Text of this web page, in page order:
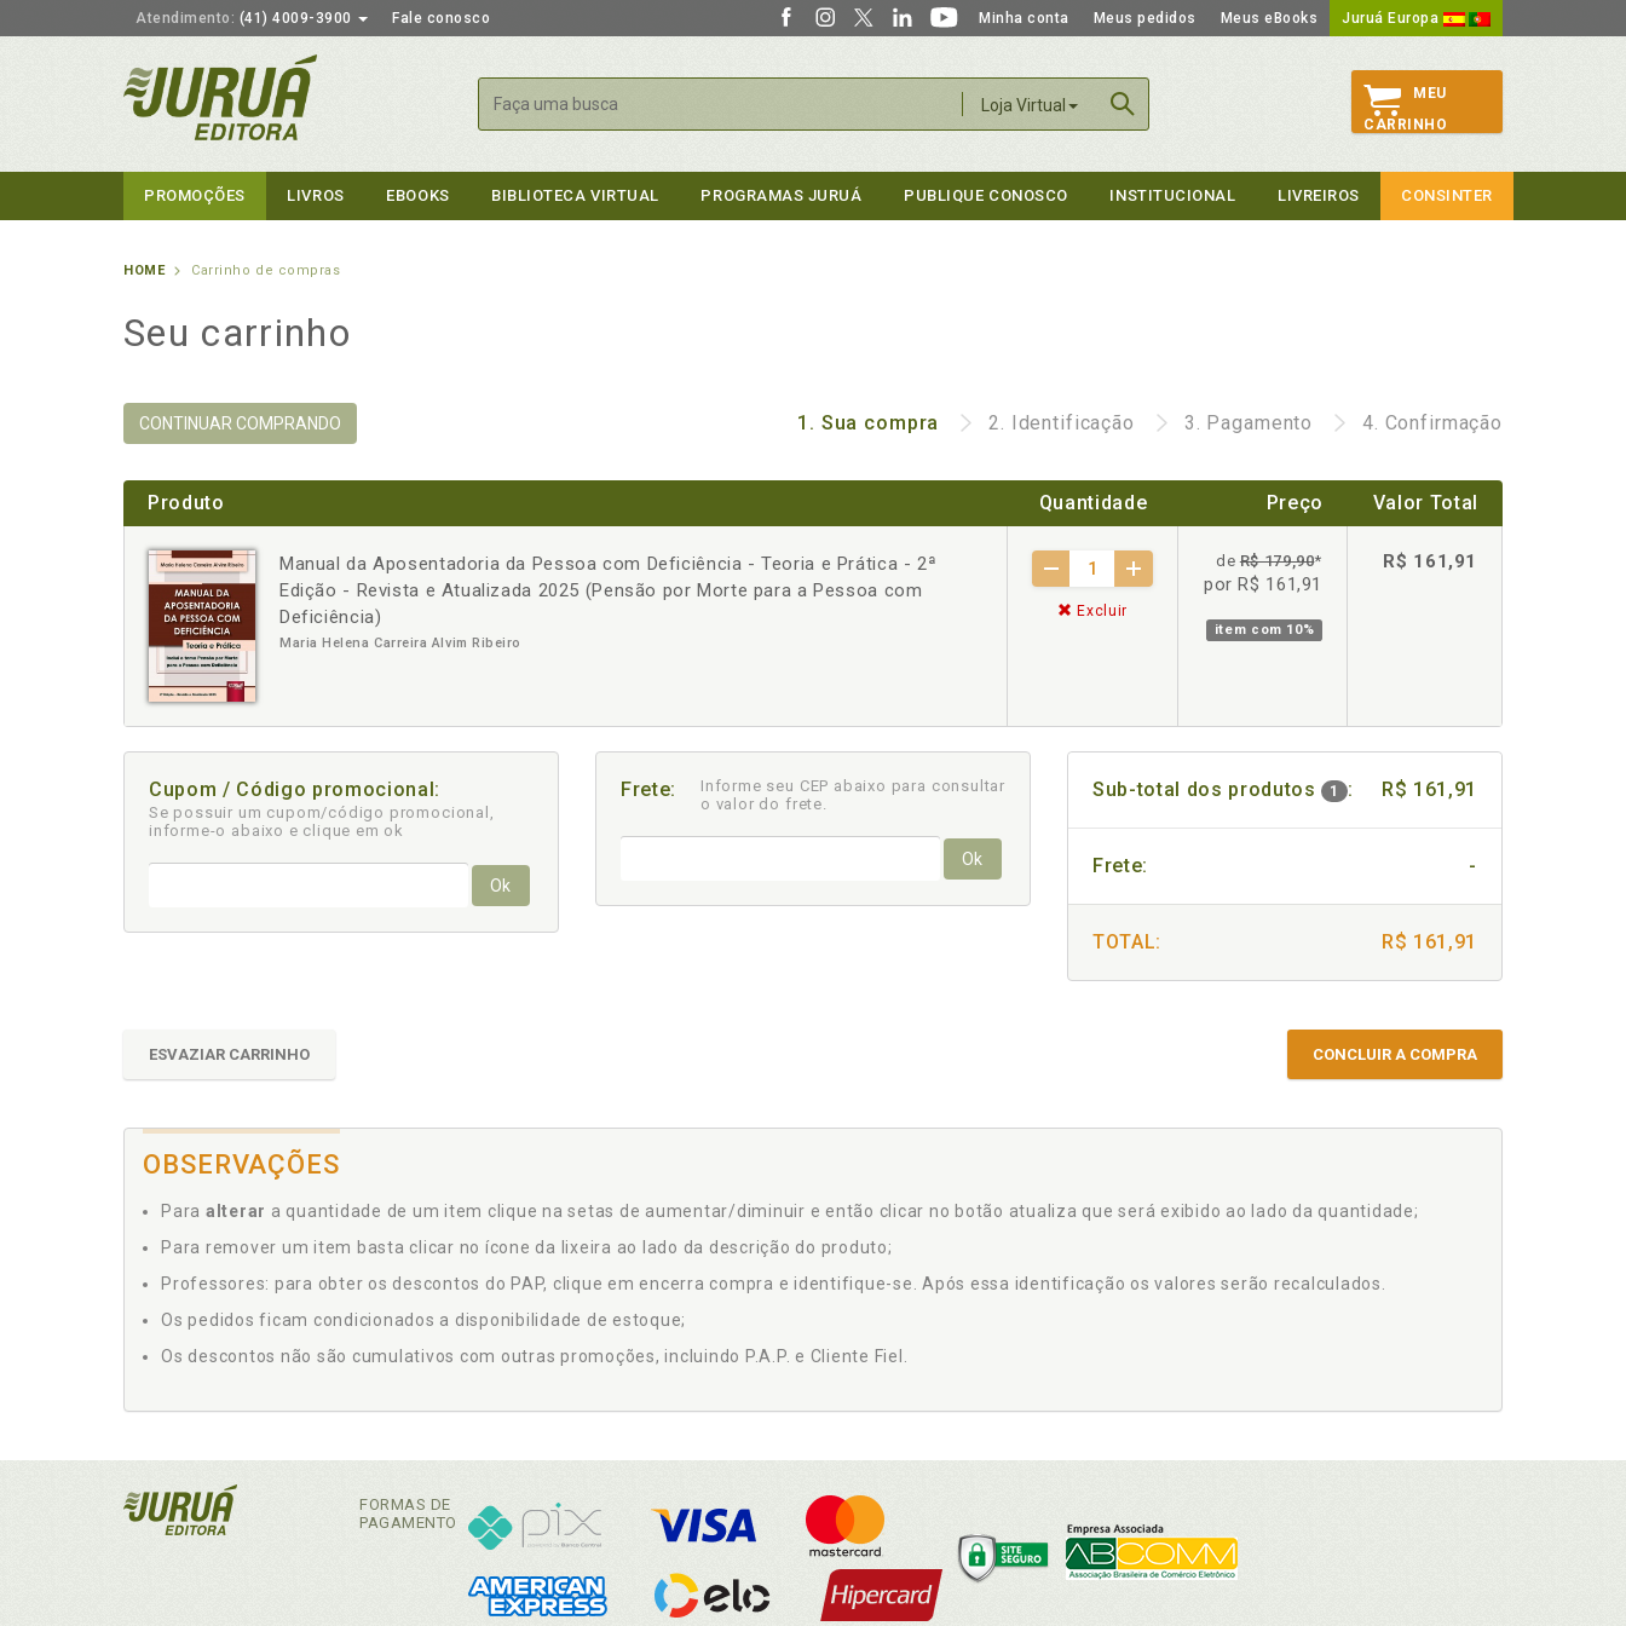
Atendimento: (41) 4009-3900 Fale conosco Minha conta Meus pedidos Meus eBooks Juruá Europa
Loja Virtual
Buscar
MEU
CARRINHO
PROMOÇÕES LIVROS EBOOKS BIBLIOTECA VIRTUAL PROGRAMAS JURUÁ PUBLIQUE CONOSCO INSTITUCIONAL LIVREIROS CONSINTER
HOME Carrinho de compras
Seu carrinho
CONTINUAR COMPRANDO 1. Sua compra 2. Identificação 3. Pagamento 4. Confirmação
Produto Quantidade Preço Valor Total
Manual da Aposentadoria da Pessoa com Deficiência - Teoria e Prática - 2ª
Edição - Revista e Atualizada 2025 (Pensão por Morte para a Pessoa com
Deficiência)
Maria Helena Carreira Alvim Ribeiro
- +
Excluir
deR$ 179,90*
por R$ 161,91
item com 10%
R$ 161,91
Cupom / Código promocional:
Se possuir um cupom/código promocional,
informe-o abaixo e clique em ok
Ok
Frete:
Informe seu CEP abaixo para consultar
o valor do frete.
Ok
Sub-total dos produtos 1 : R$ 161,91
Frete: -
TOTAL: R$ 161,91
ESVAZIAR CARRINHO CONCLUIR A COMPRA
OBSERVAÇÕES
Para alterar a quantidade de um item clique na setas de aumentar/diminuir e então clicar no botão atualiza que será exibido ao lado da quantidade;
Para remover um item basta clicar no ícone da lixeira ao lado da descrição do produto;
Professores: para obter os descontos do PAP, clique em encerra compra e identifique-se. Após essa identificação os valores serão recalculados.
Os pedidos ficam condicionados a disponibilidade de estoque;
Os descontos não são cumulativos com outras promoções, incluindo P.A.P. e Cliente Fiel.
FORMAS DE
PAGAMENTO